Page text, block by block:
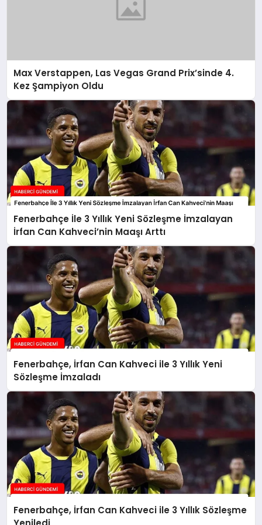
Max Verstappen, Las Vegas Grand Prix’sinde 4.
Kez Şampiyon Oldu
Fenerbahçe İle 3 Yıllık Yeni Sözleşme İmzalayan
İrfan Can Kahveci’nin Maaşı Arttı
Fenerbahçe, İrfan Can Kahveci ile 3 Yıllık Yeni
Sözleşme İmzaladı
Fenerbahçe, İrfan Can Kahveci ile 3 Yıllık Sözleşme